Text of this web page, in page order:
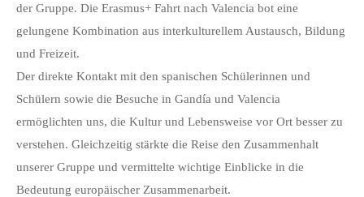
der Gruppe. Die Erasmus+ Fahrt nach Valencia bot eine
gelungene Kombination aus interkulturellem Austausch, Bildung
und Freizeit.
Der direkte Kontakt mit den spanischen Schülerinnen und
Schülern sowie die Besuche in Gandía und Valencia
ermöglichten uns, die Kultur und Lebensweise vor Ort besser zu
verstehen. Gleichzeitig stärkte die Reise den Zusammenhalt
unserer Gruppe und vermittelte wichtige Einblicke in die
Bedeutung europäischer Zusammenarbeit.